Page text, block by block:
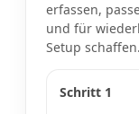
erfassen,
und für
Setup schaffen.
Schritt 1